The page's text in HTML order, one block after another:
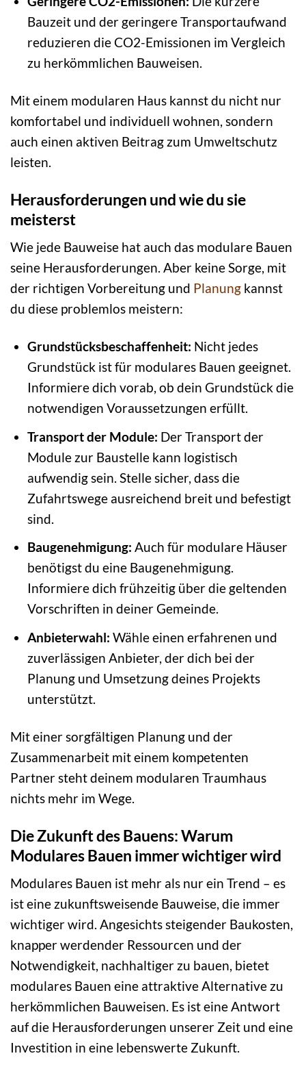
Bauzeit und der geringere Transportaufwand
reduzieren die CO2-Emissionen im Vergleich
zu herkömmlichen Bauweisen.
Mit einem modularen Haus kannst du nicht nur
komfortabel und individuell wohnen, sondern
auch einen aktiven Beitrag zum Umweltschutz
leisten.
Herausforderungen und wie du sie
meisterst
Wie jede Bauweise hat auch das modulare Bauen
seine Herausforderungen. Aber keine Sorge, mit
der richtigen Vorbereitung und Planung kannst
du diese problemlos meistern:
Grundstücksbeschaffenheit: Nicht jedes
Grundstück ist für modulares Bauen geeignet.
Informiere dich vorab, ob dein Grundstück die
notwendigen Voraussetzungen erfüllt.
Transport der Module: Der Transport der
Module zur Baustelle kann logistisch
aufwendig sein. Stelle sicher, dass die
Zufahrtswege ausreichend breit und befestigt
sind.
Baugenehmigung: Auch für modulare Häuser
benötigst du eine Baugenehmigung.
Informiere dich frühzeitig über die geltenden
Vorschriften in deiner Gemeinde.
Anbieterwahl: Wähle einen erfahrenen und
zuverlässigen Anbieter, der dich bei der
Planung und Umsetzung deines Projekts
unterstützt.
Mit einer sorgfältigen Planung und der
Zusammenarbeit mit einem kompetenten
Partner steht deinem modularen Traumhaus
nichts mehr im Wege.
Die Zukunft des Bauens: Warum
Modulares Bauen immer wichtiger wird
Modulares Bauen ist mehr als nur ein Trend – es
ist eine zukunftsweisende Bauweise, die immer
wichtiger wird. Angesichts steigender Baukosten,
knapper werdender Ressourcen und der
Notwendigkeit, nachhaltiger zu bauen, bietet
modulares Bauen eine attraktive Alternative zu
herkömmlichen Bauweisen. Es ist eine Antwort
auf die Herausforderungen unserer Zeit und eine
Investition in eine lebenswerte Zukunft.